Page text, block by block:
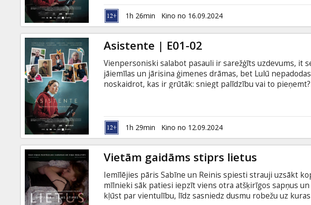
1h 26min Kino no 16.09.2024
Asistente | E01-02
Vienpersoniski salabot pasauli ir sarežģīts uzdevums, it
jāiemīlas un jārisina ģimenes drāmas, bet Lulū
noskaidrot, kas ir grūtāk: sniegt palīdzību vai to
1h 29min Kino no 12.09.2024
Vietām gaidāms stiprs lietus
Iemīlējies pāris Sabīne un Reinis spiesti strauji uzsākt
mīlnieki sāk patiesi iepzīt viens otra atšķirīgos sapņus un
kļūst par vientulību, līdz sasniedz dusmu robežu uz